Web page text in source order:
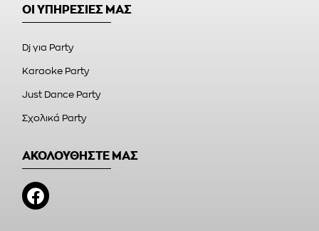
ΟΙ ΥΠΗΡΕΣΙΕΣ ΜΑΣ
Dj για Party
Karaoke Party
Just Dance Party
Σχολικά Party
ΑΚΟΛΟΥΘΗΣΤΕ ΜΑΣ